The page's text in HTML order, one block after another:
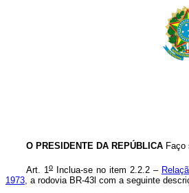
O PRESIDENTE DA REPÚBLICA Faço
Art. 1 oInclua-se no item 2.2.2 –
1973, a rodovia BR-43l com a seguinte